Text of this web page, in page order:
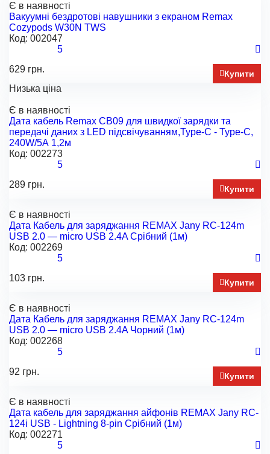
Є в наявності
Вакуумні бездротові навушники з екраном Remax
Cozypods W30N TWS
Код: 002047
5
629 грн.
Купити
Низька ціна
Є в наявності
Дата кабель Remax CB09 для швидкої зарядки та
передачі даних з LED підсвічуванням,Type-C - Type-C,
240W/5А 1,2м
Код: 002273
5
289 грн.
Купити
Є в наявності
Дата Кабель для заряджання REMAX Jany RC-124m
USB 2.0 — micro USB 2.4A Срібний (1м)
Код: 002269
5
103 грн.
Купити
Є в наявності
Дата Кабель для заряджання REMAX Jany RC-124m
USB 2.0 — micro USB 2.4A Чорний (1м)
Код: 002268
5
92 грн.
Купити
Є в наявності
Дата кабель для заряджання айфонів REMAX Jany RC-
124i USB - Lightning 8-pin Срібний (1м)
Код: 002271
5